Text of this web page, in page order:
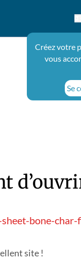
Créez votre
vous
Se
bone-
site !